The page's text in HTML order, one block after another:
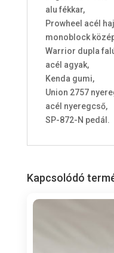
alu fékkar,
Prowheel acél
monoblock
Warrior dupla
acél agyak,
Kenda gumi,
Union 2757
acél nyeregcső,
SP-872-N pedál.
Kapcsolódó